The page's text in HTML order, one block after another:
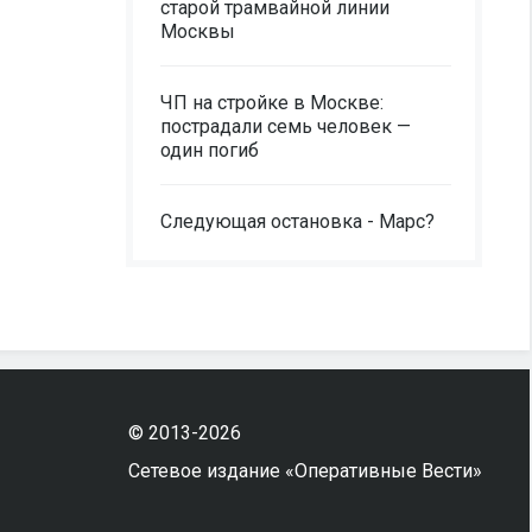
старой трамвайной линии
Москвы
ЧП на стройке в Москве:
пострадали семь человек —
один погиб
Следующая остановка - Марс?
© 2013-2026
Сетевое издание «Оперативные Вести»